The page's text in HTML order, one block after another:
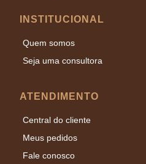
INSTITUCIONAL
Quem somos
Seja uma consultora
ATENDIMENTO
Central do cliente
Meus pedidos
Fale conosco